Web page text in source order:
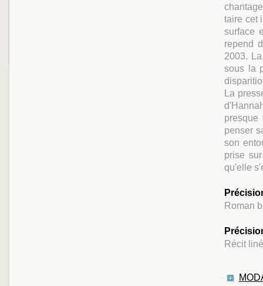
taire cet
surface
repend
2003.
sous la
La
penser
son
prise
qu'elle
Roman
Récit